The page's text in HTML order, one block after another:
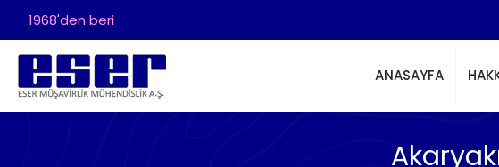
1968'den beri
ANASAYFA